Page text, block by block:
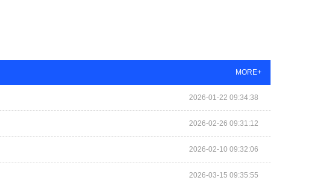
MORE+
2026-01-22 09:34:38
2026-02-26 09:31:12
2026-02-10 09:32:06
2026-03-15 09:35:55